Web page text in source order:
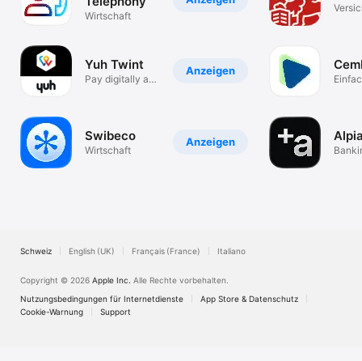
Wirtschaft
Anzeigen
Yuh Twint
Pay digitally and
Anzeigen
Swibeco
Wirtschaft
Schweiz English (UK) Français (France) Italiano
Copyright © 2026 Apple Inc. Alle Rechte vorbehalten.
Nutzungsbedingungen für Internetdienste
App Store & Datenschutz
Cookie-Warnung
Support